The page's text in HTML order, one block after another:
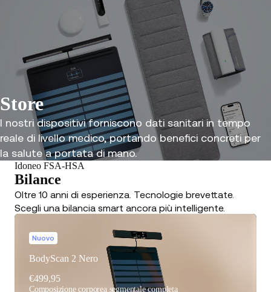
Store
I nostri dispositivi forniscono dati sanitari in tempo
reale di livello medico, portando benefici concreti per
la salute a portata di mano.
Idoneo FSA-HSA
Bilance
Oltre 10 anni di esperienza. Tecnologie brevettate.
Scegli una bilancia smart ancora più intelligente.
Nuovo
BodyScan 2 Nero
€499,95
Composizione corporea segmentale completa